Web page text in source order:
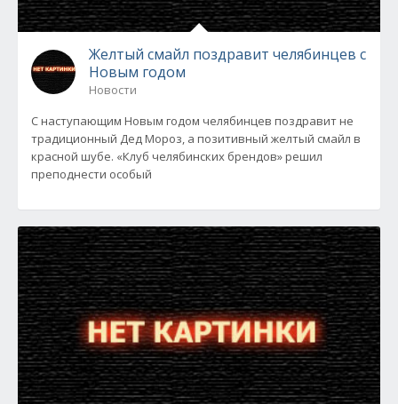
Желтый смайл поздравит челябинцев с
Новым годом
Новости
С наступающим Новым годом челябинцев поздравит не
традиционный Дед Мороз, а позитивный желтый смайл в
красной шубе. «Клуб челябинских брендов» решил
преподнести особый